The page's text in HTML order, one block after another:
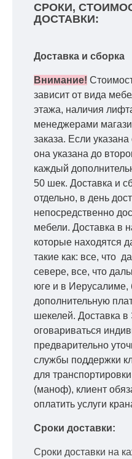
СРОКИ,
ДОСТАВКИ:
Доставка и сборка
Внимание!
зависит от вида
этажа, наличия
менеджерами
заказа. Если
она указана до
каждый
50 шек. Доставка и
отдельно, в день
непосредственно
мебели. Доставка в
которые находятся
такие как: все, что
севере, все, что
юге и в Иерусалиме,
дополнительную
шекелей. Доставка в
оговариваться
предварительно
службы поддержки
для
(маноф), клиент
оплатить услуги
Сроки доставки:
Сроки доставки на